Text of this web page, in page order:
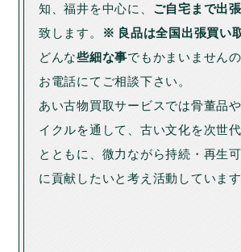
知、福井を中心に、 ご自宅まで出
致します。
※ 良品は全国出張買い
どんな些細な事でもかまいません
お電話にてご相談下さい。
あい古物買取サービスでは骨董品
イクルを通して、古い文化を次世
とともに、微力ながら持続・再生
に貢献したいと考え活動しています